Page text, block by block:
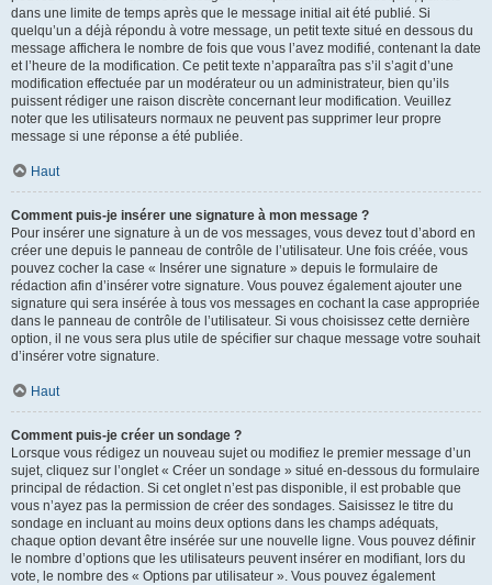
dans une limite de temps après que le message initial ait été publié. Si
quelqu’un a déjà répondu à votre message, un petit texte situé en dessous du
message affichera le nombre de fois que vous l’avez modifié, contenant la date
et l’heure de la modification. Ce petit texte n’apparaîtra pas s’il s’agit d’une
modification effectuée par un modérateur ou un administrateur, bien qu’ils
puissent rédiger une raison discrète concernant leur modification. Veuillez
noter que les utilisateurs normaux ne peuvent pas supprimer leur propre
message si une réponse a été publiée.
Haut
Comment puis-je insérer une signature à mon message ?
Pour insérer une signature à un de vos messages, vous devez tout d’abord en
créer une depuis le panneau de contrôle de l’utilisateur. Une fois créée, vous
pouvez cocher la case « Insérer une signature » depuis le formulaire de
rédaction afin d’insérer votre signature. Vous pouvez également ajouter une
signature qui sera insérée à tous vos messages en cochant la case appropriée
dans le panneau de contrôle de l’utilisateur. Si vous choisissez cette dernière
option, il ne vous sera plus utile de spécifier sur chaque message votre souhait
d’insérer votre signature.
Haut
Comment puis-je créer un sondage ?
Lorsque vous rédigez un nouveau sujet ou modifiez le premier message d’un
sujet, cliquez sur l’onglet « Créer un sondage » situé en-dessous du formulaire
principal de rédaction. Si cet onglet n’est pas disponible, il est probable que
vous n’ayez pas la permission de créer des sondages. Saisissez le titre du
sondage en incluant au moins deux options dans les champs adéquats,
chaque option devant être insérée sur une nouvelle ligne. Vous pouvez définir
le nombre d’options que les utilisateurs peuvent insérer en modifiant, lors du
vote, le nombre des « Options par utilisateur ». Vous pouvez également